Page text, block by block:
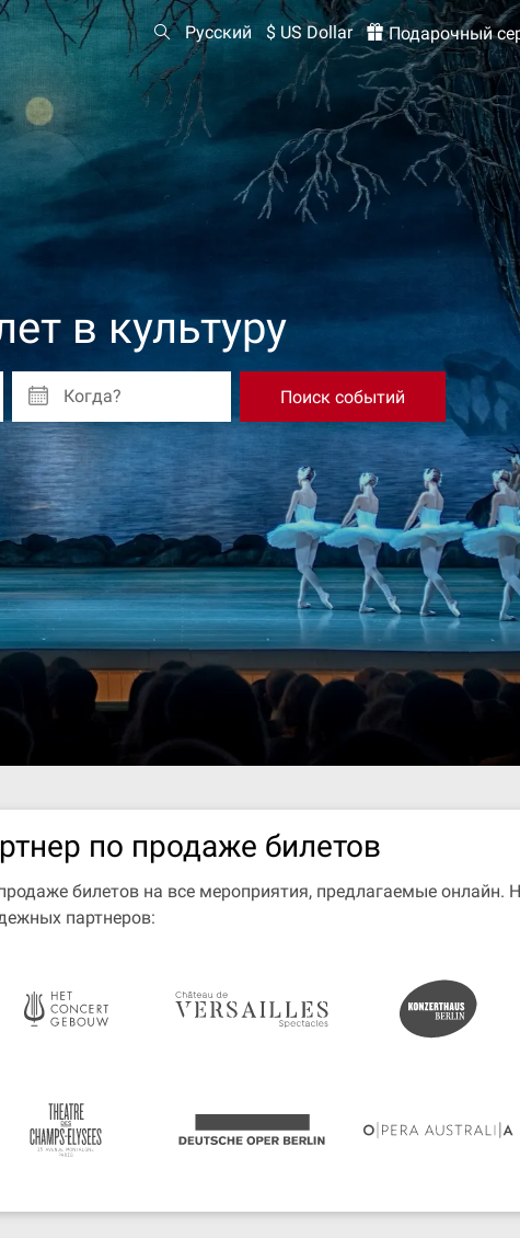
Русский $ US Dollar Подарочный
в культуру
Когда? Поиск событий
по продаже билетов
билетов на все мероприятия, предлагаемые онлайн.
партнеров: